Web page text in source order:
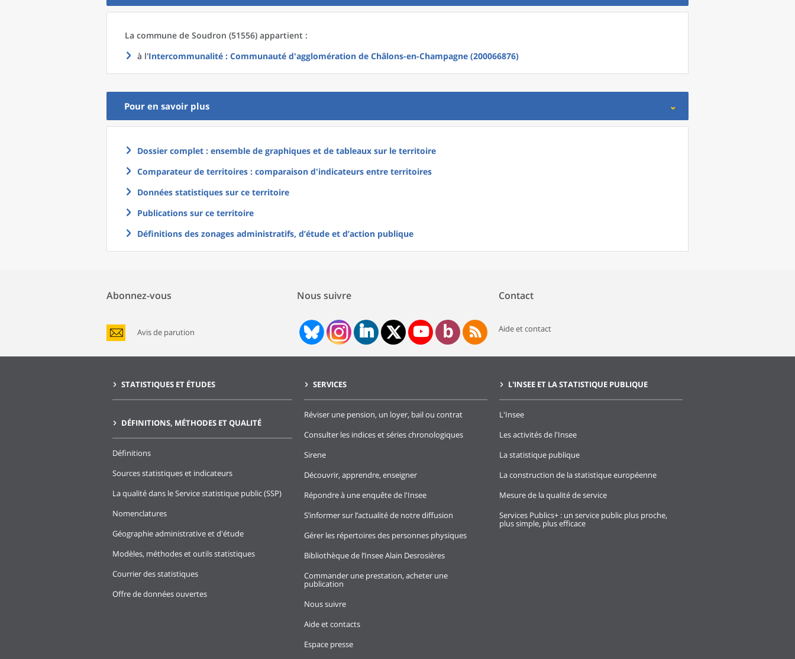
La commune de Soudron (51556) appartient :
à l'Intercommunalité : Communauté d'agglomération de Châlons-en-Champagne (200066876)
Pour en savoir plus
Dossier complet : ensemble de graphiques et de tableaux sur le territoire
Comparateur de territoires : comparaison d'indicateurs entre territoires
Données statistiques sur ce territoire
Publications sur ce territoire
Définitions des zonages administratifs, d’étude et d’action publique
Abonnez-vous
Avis de parution
Nous suivre Contact
Aide et contact
STATISTIQUES ET ÉTUDES
DÉFINITIONS, MÉTHODES ET QUALITÉ
Définitions
Sources statistiques et indicateurs
La qualité dans le Service statistique public (SSP)
Nomenclatures
Géographie administrative et d'étude
Modèles, méthodes et outils statistiques
Courrier des statistiques
Offre de données ouvertes
SERVICES
Réviser une pension, un loyer, bail ou contrat
Consulter les indices et séries chronologiques
Sirene
Découvrir, apprendre, enseigner
Répondre à une enquête de l'Insee
S’informer sur l’actualité de notre diffusion
Gérer les répertoires des personnes physiques
Bibliothèque de l’Insee Alain Desrosières
Commander une prestation, acheter une
publication
Nous suivre
Aide et contacts
Espace presse
L'INSEE ET LA STATISTIQUE PUBLIQUE
L'Insee
Les activités de l'Insee
La statistique publique
La construction de la statistique européenne
Mesure de la qualité de service
Services Publics+ : un service public plus proche,
plus simple, plus efficace